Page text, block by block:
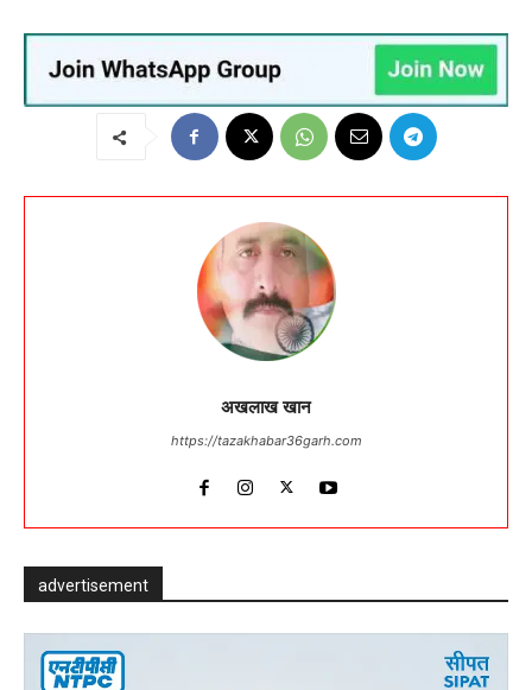
अखलाख खान
https://tazakhabar36garh.com
advertisement